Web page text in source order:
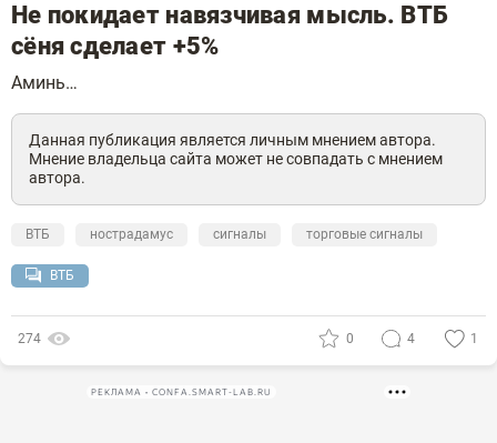
Не покидает навязчивая мысль. ВТБ
сёня сделает +5%
Аминь…
Данная публикация является личным мнением автора.
Мнение владельца сайта может не совпадать с мнением
автора.
ВТБ нострадамус сигналы торговые сигналы
ВТБ
274 0 4 1
РЕКЛАМА • CONFA.SMART-LAB.RU